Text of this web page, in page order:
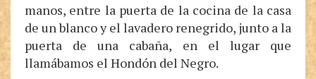
manos, entre la puerta de la cocina de la casa
de un blanco y el lavadero renegrido, junto a la
puerta de una cabaña, en el lugar que
llamábamos el Hondón del Negro.